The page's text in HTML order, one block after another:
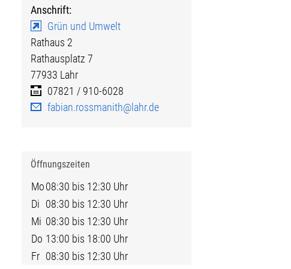
Anschrift:
Grün und Umwelt
Rathaus 2
Rathausplatz 7
77933 Lahr
07821 / 910-6028
fabian.rossmanith@lahr.de
Öffnungszeiten
Mo08:30 bis 12:30 Uhr
Di 08:30 bis 12:30 Uhr
Mi 08:30 bis 12:30 Uhr
Do 13:00 bis 18:00 Uhr
Fr 08:30 bis 12:30 Uhr